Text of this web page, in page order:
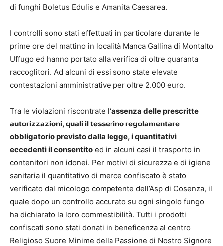
di funghi Boletus Edulis e Amanita Caesarea.
I controlli sono stati effettuati in particolare durante le
prime ore del mattino in località Manca Gallina di Montalto
Uffugo ed hanno portato alla verifica di oltre quaranta
raccoglitori. Ad alcuni di essi sono state elevate
contestazioni amministrative per oltre 2.000 euro.
Tra le violazioni riscontrate l‘assenza delle prescritte
autorizzazioni, quali il tesserino regolamentare
obbligatorio previsto dalla legge, i quantitativi
eccedenti il consentito ed in alcuni casi il trasporto in
contenitori non idonei. Per motivi di sicurezza e di igiene
sanitaria il quantitativo di merce confiscato è stato
verificato dal micologo competente dell’Asp di Cosenza, il
quale dopo un controllo accurato su ogni singolo fungo
ha dichiarato la loro commestibilità. Tutti i prodotti
confiscati sono stati donati in beneficenza al centro
Religioso Suore Minime della Passione di Nostro Signore